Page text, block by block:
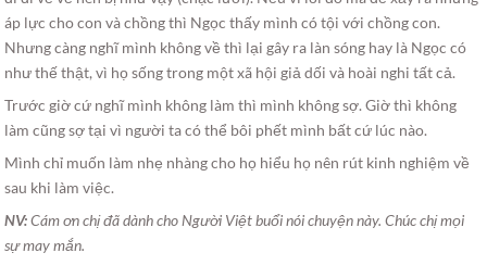
áp lực cho con và chồng thì Ngọc thấy mình có tội với chồng con.
Nhưng càng nghĩ mình không về thì lại gây ra làn sóng hay là Ngọc có
như thế thật, vì họ sống trong một xã hội giả dối và hoài nghi tất cả.
Trước giờ cứ nghĩ mình không làm thì mình không sợ. Giờ thì không
làm cũng sợ tại vì người ta có thể bôi phết mình bất cứ lúc nào.
Mình chỉ muốn làm nhẹ nhàng cho họ hiểu họ nên rút kinh nghiệm về
sau khi làm việc.
NV:Cám ơn chị đã dành cho Người Việt buổi nói chuyện này. Chúc chị mọi
sự may mắn.